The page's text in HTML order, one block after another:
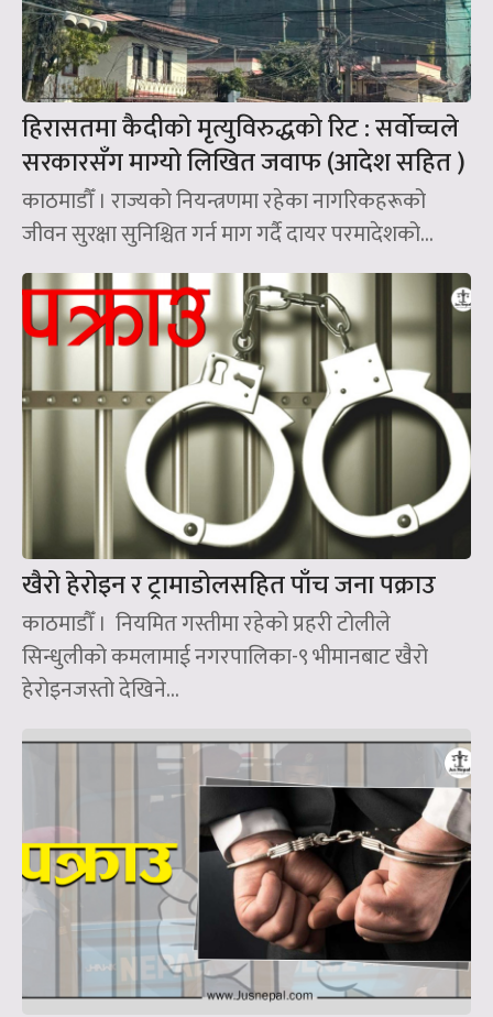
हिरासतमा कैदीकाे मृत्युविरुद्धको रिट : सर्वोच्चले
सरकारसँग माग्यो लिखित जवाफ (आदेश सहित )
काठमाडौँ । राज्यको नियन्त्रणमा रहेका नागरिकहरूको
जीवन सुरक्षा सुनिश्चित गर्न माग गर्दै दायर परमादेशको...
खैरो हेरोइन र ट्रामाडोलसहित पाँच जना पक्राउ
काठमाडौँ । नियमित गस्तीमा रहेको प्रहरी टोलीले
सिन्धुलीको कमलामाई नगरपालिका-९ भीमानबाट खैरो
हेरोइनजस्तो देखिने...